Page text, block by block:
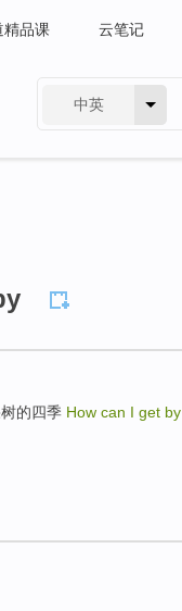
精品课 云笔记
中英
的四季 How can I get by